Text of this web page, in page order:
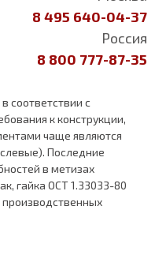
8 495 640-04-37
Россия
8 800 777-87-35
соответствии с
к конструкции,
чаще являются
Последние
в метизах
гайка ОСТ 1.33033-80
производственных